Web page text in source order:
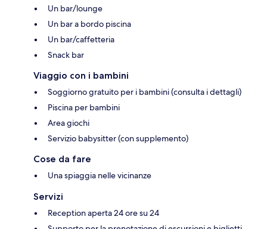
Un bar/lounge
Un bar a bordo piscina
Un bar/caffetteria
Snack bar
Viaggio con i bambini
Soggiorno gratuito per i bambini (consulta i dettagli)
Piscina per bambini
Area giochi
Servizio babysitter (con supplemento)
Cose da fare
Una spiaggia nelle vicinanze
Servizi
Reception aperta 24 ore su 24